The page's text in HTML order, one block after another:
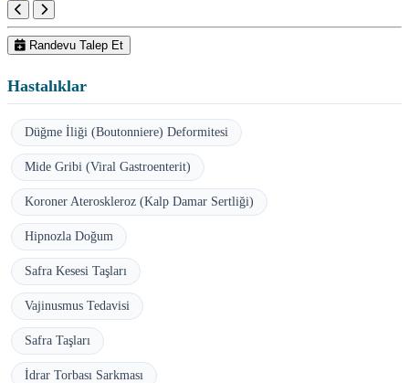
Randevu Talep Et
Hastalıklar
Düğme İliği (Boutonniere) Deformitesi
Mide Gribi (Viral Gastroenterit)
Koroner Ateroskleroz (Kalp Damar Sertliği)
Hipnozla Doğum
Safra Kesesi Taşları
Vajinusmus Tedavisi
Safra Taşları
İdrar Torbası Sarkması